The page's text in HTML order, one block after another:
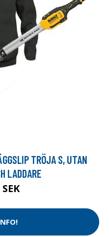
TRÖJA S, UTAN
LADDARE